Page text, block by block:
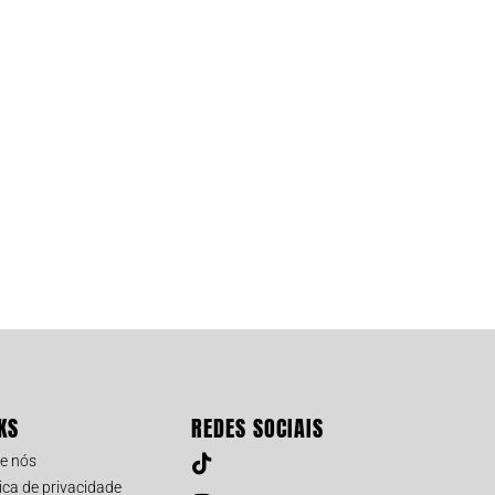
nós
de privacidade
REDES SOCIAIS